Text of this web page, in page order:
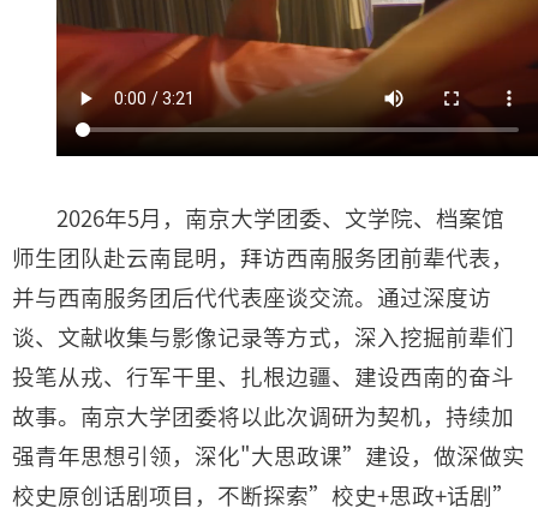
2026年5月，南京大学团委、文学院、档案馆
师生团队赴云南昆明，拜访西南服务团前辈代表，
并与西南服务团后代代表座谈交流。通过深度访
谈、文献收集与影像记录等方式，深入挖掘前辈们
投笔从戎、行军干里、扎根边疆、建设西南的奋斗
故事。南京大学团委将以此次调研为契机，持续加
强青年思想引领，深化"大思政课”建设，做深做实
校史原创话剧项目，不断探索”校史+思政+话剧”